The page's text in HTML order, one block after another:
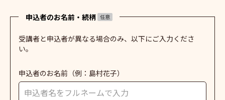
申込者のお名前・続柄 任意
受講者と申込者が異なる場合のみ、以下にご入力くださ
い。
申込者のお名前 （例：島村花子）